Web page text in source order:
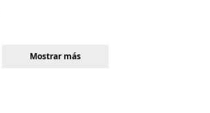
Mostrar más